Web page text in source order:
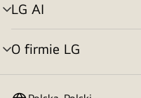
LG AI
Przełącznik
menu
O firmie LG
Przełącznik